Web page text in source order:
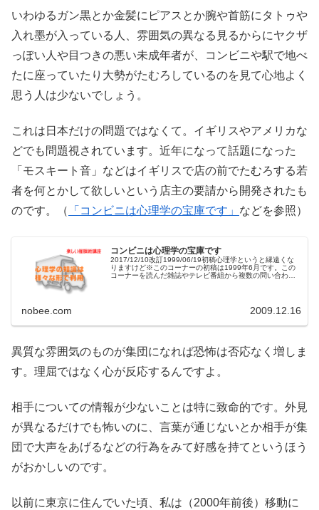
いわゆるガン黒とか金髪にピアスとか腕や首筋にタトゥや
入れ墨が入っている人、雰囲気の異なる見るからにヤクザ
っぽい人や目つきの悪い未成年者が、コンビニや駅で地べ
たに座っていたり大勢がたむろしているのを見て心地よく
思う人は少ないでしょう。
これは日本だけの問題ではなくて。イギリスやアメリカな
どでも問題視されています。近年になって話題になった
「モスキート音」などはイギリスで店の前でたむろする若
者を何とかして欲しいという店主の要請から開発されたも
のです。（
「コンビニは心理学の宝庫です」 などを参照）
コンビニは心理学の宝庫です
2017/12/10改訂1999/06/19初稿心理学というと縁遠くな
りますけど※このコーナーの初稿は1999年6月です。この
コーナーを読んだ雑誌やテレビ番組から複数の問い合わ
nobee.com 2009.12.16
異質な雰囲気のものが集団になれば恐怖は否応なく増しま
す。理屈ではなく心が反応するんですよ。
相手についての情報が少ないことは特に致命的です。外見
が異なるだけでも怖いのに、言葉が通じないとか相手が集
団で大声をあげるなどの行為をみて好感を持てというほう
がおかしいのです。
以前に東京に住んでいた頃、私は（2000年前後）移動に